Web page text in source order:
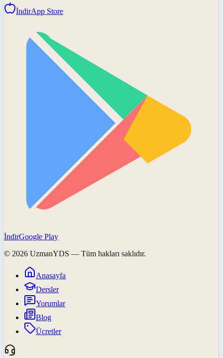
İndirApp Store
İndirGoogle Play
© 2026 UzmanYDS — Tüm hakları saklıdır.
Anasayfa
Dersler
Yorumlar
Blog
Ücretler